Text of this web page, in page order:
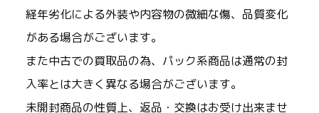
経年劣化による外装や内容物の微細な傷、品質変化
がある場合がございます。
また中古での買取品の為、パック系商品は通常の封
入率とは大きく異なる場合がございます。
未開封商品の性質上、返品・交換はお受け出来ませ